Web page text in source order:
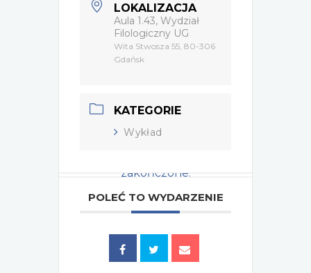
LOKALIZACJA
Aula 1.43, Wydział
Filologiczny UG
Wita Stwosza 55, 80-306
Gdańsk
KATEGORIE
Wykład
zakończone.
POLEĆ TO WYDARZENIE